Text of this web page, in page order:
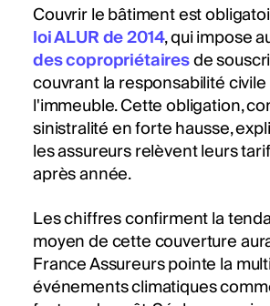
Couvrir le bâtiment est
loi ALUR de 2014, qui impose
des copropriétairesde
couvrant la responsabilité
l'immeuble. Cette obligation,
sinistralité en forte hausse,
les assureurs relèvent leurs
après année.
Les chiffres confirment la
moyen de cette couverture
France Assureurs pointe la
événements climatiques